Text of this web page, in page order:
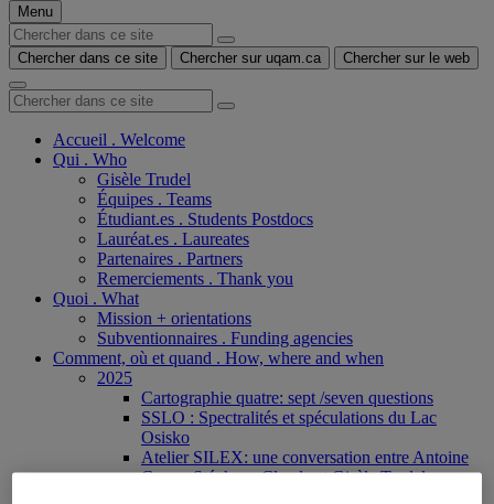
Menu
Chercher dans ce site Chercher sur uqam.ca Chercher sur le web
Accueil . Welcome
Qui . Who
Gisèle Trudel
Équipes . Teams
Étudiant.es . Students Postdocs
Lauréat.es . Laureates
Partenaires . Partners
Remerciements . Thank you
Quoi . What
Mission + orientations
Subventionnaires . Funding agencies
Comment, où et quand . How, where and when
2025
Cartographie quatre: sept /seven questions
SSLO : Spectralités et spéculations du Lac
Osisko
Atelier SILEX: une conversation entre Antoine
Caron, Stéphane Claude et Gisèle Trudel